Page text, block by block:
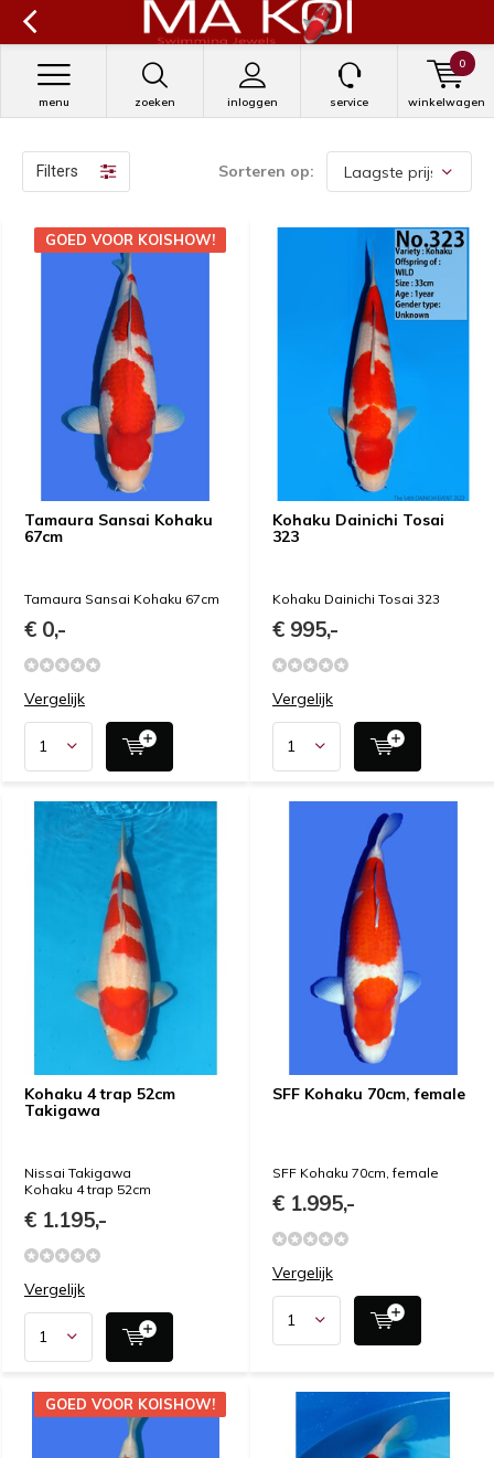
zoeken inloggen
menu service winkelwagen
0
Filters Sorteren op:
Tamaura Sansai Kohaku
67cm
GOED VOOR KOISHOW!
Tamaura Sansai Kohaku 67cm
€ 0,-
Vergelijk
Kohaku Dainichi Tosai
323
Kohaku Dainichi Tosai 323
€ 995,-
Vergelijk
Kohaku 4 trap 52cm
Takigawa
Nissai Takigawa
Kohaku 4 trap 52cm
€ 1.195,-
Vergelijk
SFF Kohaku 70cm, female
SFF Kohaku 70cm, female
€ 1.995,-
Vergelijk
GOED VOOR KOISHOW!